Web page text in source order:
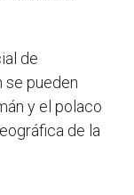
de
se pueden
y el polaco
de la